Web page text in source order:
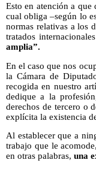
Esto en atención a
cual obliga –según lo
normas relativas a los
tratados
amplia”.
En el caso que nos
la Cámara de
recogida en nuestro
dedique a la
derechos de tercero o
explícita la existencia
Al establecer que a
trabajo que le
en otras palabras, una